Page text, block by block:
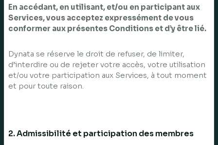
En accédant, en utilisant, et/ou en participant aux
Services, vous acceptez expressément de vous
conformer aux présentes Conditions et d’y être lié.
Dynata se réserve le droit de refuser, de limiter,
d’interdire ou de rejeter votre accès, votre utilisation
et/ou votre participation aux Services, à tout moment
et pour toute raison.
2. Admissibilité et participation des membres